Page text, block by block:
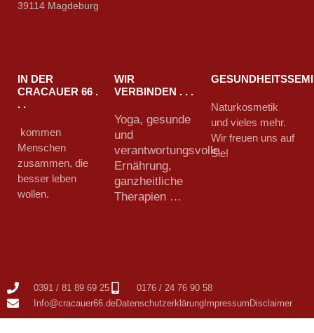
39114 Magdeburg
IN DER
CRACAUER 66 .
. .
kommen
Menschen
zusammen, die
besser leben
wollen.
WIR
VERBINDEN . . .
Yoga, gesunde
und
verantwortungsvolle
Ernährung,
ganzheitliche
Therapien …
Naturkosmetik
und vieles mehr.
Wir freuen uns auf
Sie!
0391 / 81 89 69 25
0176 / 24 76 90 58
Info@cracauer66.deDatenschutzerklärungImpressumDisclaimer